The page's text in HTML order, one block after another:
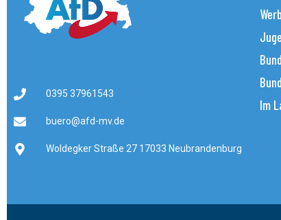
0395 37961543
buero@afd-mv.de
Woldegker Straße 27 17033 Neubrandenburg
Im